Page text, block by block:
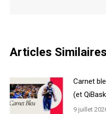
Articles Similaires
Carnet
(et
9 juillet